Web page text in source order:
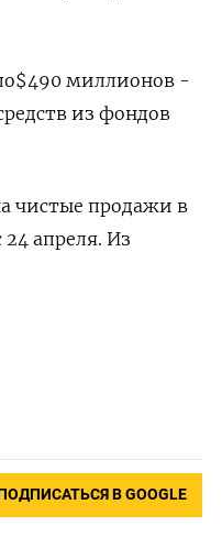
миллионов -
из фондов
чистые продажи в
апреля. Из
В GOOGLE